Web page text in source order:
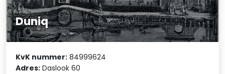
Duniq
KvK nummer: 84999624
Adres: Daslook 60